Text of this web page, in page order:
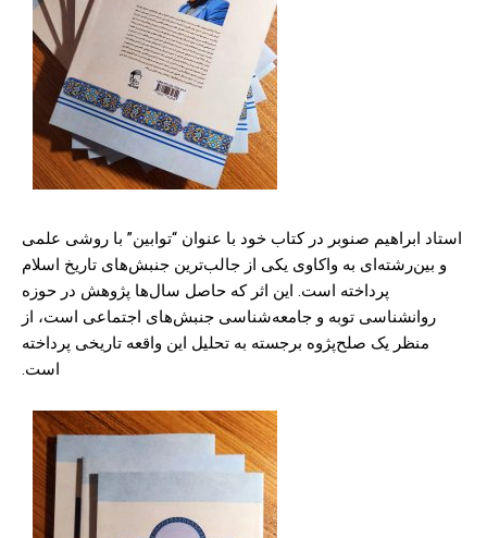
استاد ابراهیم صنوبر در کتاب خود با عنوان “توابین” با روشی علمی
و بین‌رشته‌ای به واکاوی یکی از جالب‌ترین جنبش‌های تاریخ اسلام
پرداخته است. این اثر که حاصل سال‌ها پژوهش در حوزه
روانشناسی توبه و جامعه‌شناسی جنبش‌های اجتماعی است، از
منظر یک صلح‌پژوه برجسته به تحلیل این واقعه تاریخی پرداخته
است.